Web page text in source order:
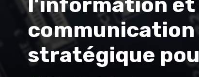
communication
stratégique